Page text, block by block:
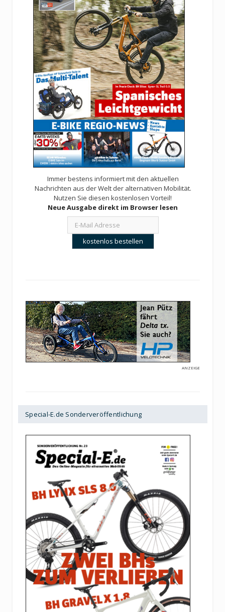
Immer bestens informiert mit den aktuellen
Nachrichten aus der Welt der alternativen Mobilität.
Nutzen Sie diesen kostenlosen Vorteil!
Neue Ausgabe direkt im Browser lesen
ANZEIGE
Special-E.de Sonderveröffentlichung